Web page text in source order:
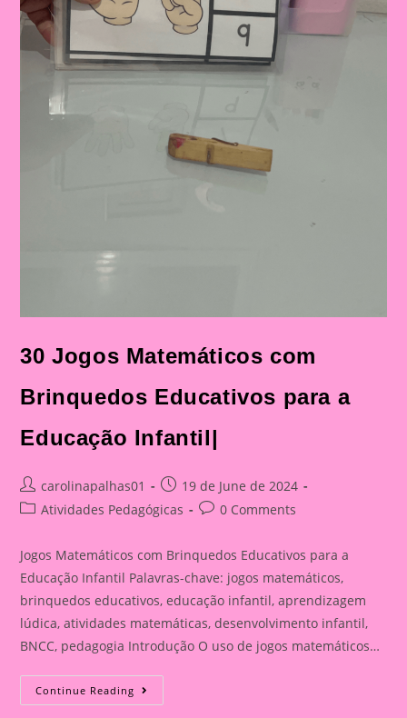
30 Jogos Matemáticos com
Brinquedos Educativos para a
Educação Infantil|
Post
author:
carolinapalhas01
Post
published:
19 de June de 2024
PostAtividades Pedagógicas
Post0 Comments
Jogos Matemáticos com Brinquedos Educativos para a
Educação Infantil Palavras-chave: jogos matemáticos,
brinquedos educativos, educação infantil, aprendizagem
lúdica, atividades matemáticas, desenvolvimento infantil,
BNCC, pedagogia Introdução O uso de jogos matemáticos…
Continue Reading 30
Jogos